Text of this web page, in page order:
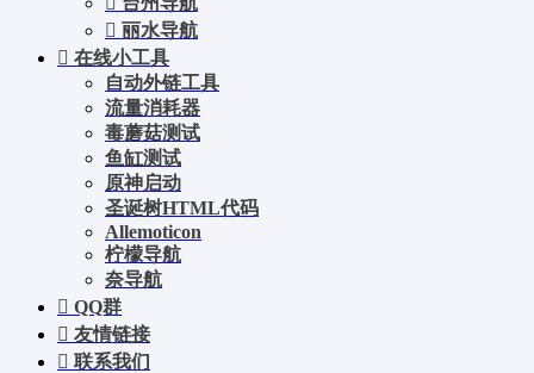
丽水导航
在线小工具
自动外链工具
流量消耗器
毒蘑菇测试
鱼缸测试
原神启动
圣诞树HTML代码
Allemoticon
柠檬导航
奈导航
QQ群
友情链接
联系我们